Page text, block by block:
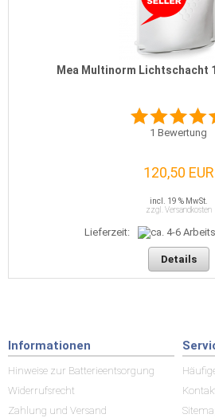
Mea Multinorm Lichtschacht
1 Bewertung
120,50 EUR
incl. 19 % MwSt.
zzgl. Versandkosten
Lieferzeit:
Details
Informationen
Hinweise zur Batterieentsorgung
Widerrufsrecht
Zahlung und Versand